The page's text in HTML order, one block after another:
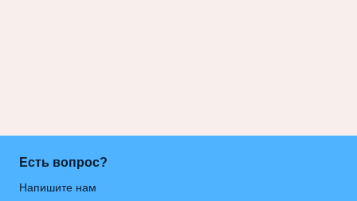
Есть вопрос?
Напишите нам